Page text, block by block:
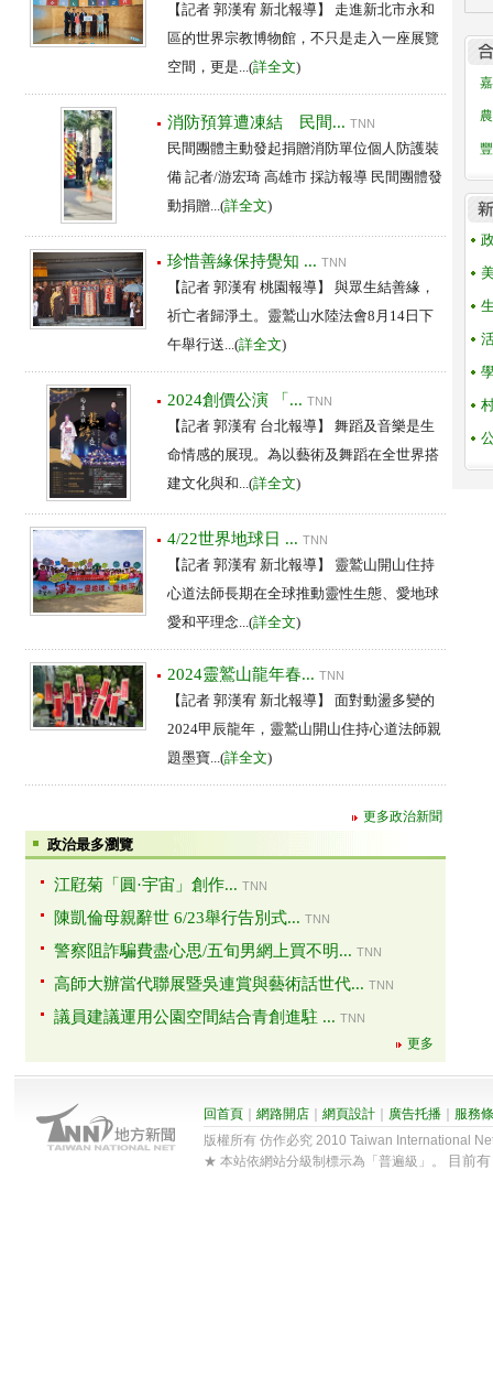
【記者 郭漢宥 新北報導】 走進新北市永和
區的世界宗教博物館，不只是走入一座展覽
空間，更是...(詳全文)
消防預算遭凍結 民間... TNN
民間團體主動發起捐贈消防單位個人防護裝
備 記者/游宏琦 高雄市 採訪報導 民間團體發
動捐贈...(詳全文)
珍惜善緣保持覺知 ... TNN
【記者 郭漢宥 桃園報導】 與眾生結善緣，
祈亡者歸淨土。靈鷲山水陸法會8月14日下
午舉行送...(詳全文)
2024創價公演 「... TNN
【記者 郭漢宥 台北報導】 舞蹈及音樂是生
命情感的展現。為以藝術及舞蹈在全世界搭
建文化與和...(詳全文)
4/22世界地球日 ... TNN
【記者 郭漢宥 新北報導】 靈鷲山開山住持
心道法師長期在全球推動靈性生態、愛地球
愛和平理念...(詳全文)
2024靈鷲山龍年春... TNN
【記者 郭漢宥 新北報導】 面對動盪多變的
2024甲辰龍年，靈鷲山開山住持心道法師親
題墨寶...(詳全文)
更多政治新聞
政治最多瀏覽
江屘菊「圓·宇宙」創作... TNN
陳凱倫母親辭世 6/23舉行告別式... TNN
警察阻詐騙費盡心思/五旬男網上買不明... TNN
高師大辦當代聯展暨吳連賞與藝術話世代... TNN
議員建議運用公園空間結合青創進駐 ... TNN
更多
回首頁 網路開店 網頁設計 廣告托播
服務
版權所有 仿作必究 2010 Taiwan International
★ 本站依網站分級制標示為「普遍級」。
目前